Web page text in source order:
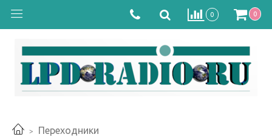
0 0
Переходники